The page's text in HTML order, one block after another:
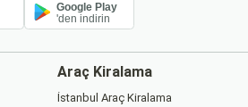
Google Play
'den indirin
Araç Kiralama
İstanbul Araç Kiralama